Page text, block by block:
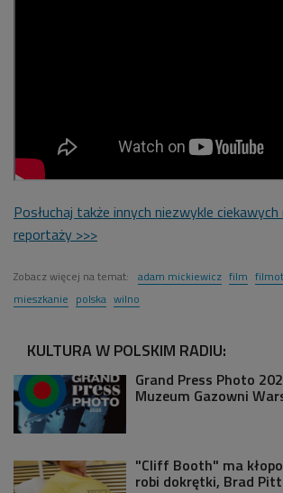
Posłuchaj także innych niezwykle
reportaży >>>
Zobacz więcej na temat: adam mickiewicz film
mieszkanie polska wilno
KULTURA W POLSKIM RADIU:
Grand Press Photo
Muzeum Gazowni
"Cliff Booth" ma
robi dokrętki, Brad